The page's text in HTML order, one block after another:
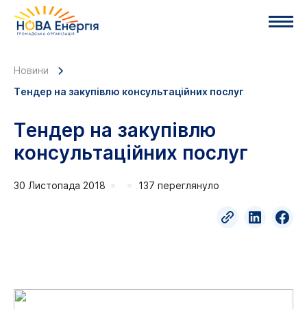
Новини
Тендер на закупівлю консультаційних послуг
Тендер на закупівлю
консультаційних послуг
30 Листопада 2018 137 переглянуло